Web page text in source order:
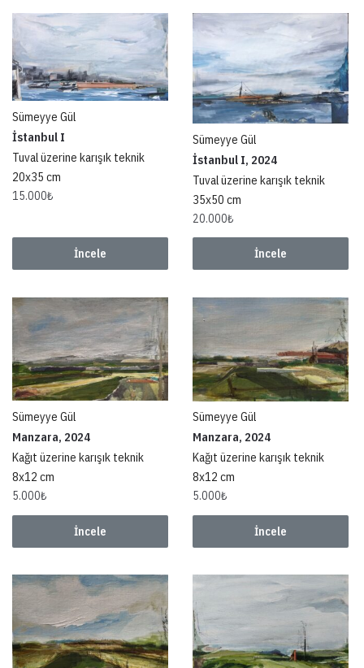
Sümeyye Gül
İstanbul I
Tuval üzerine karışık teknik
20x35 cm
15.000₺
İncele
Sümeyye Gül
İstanbul I, 2024
Tuval üzerine karışık teknik
35x50 cm
20.000₺
İncele
Sümeyye Gül
Manzara, 2024
Kağıt üzerine karışık teknik
8x12 cm
5.000₺
İncele
Sümeyye Gül
Manzara, 2024
Kağıt üzerine karışık teknik
8x12 cm
5.000₺
İncele